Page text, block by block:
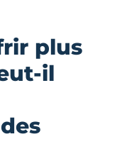
plus
il